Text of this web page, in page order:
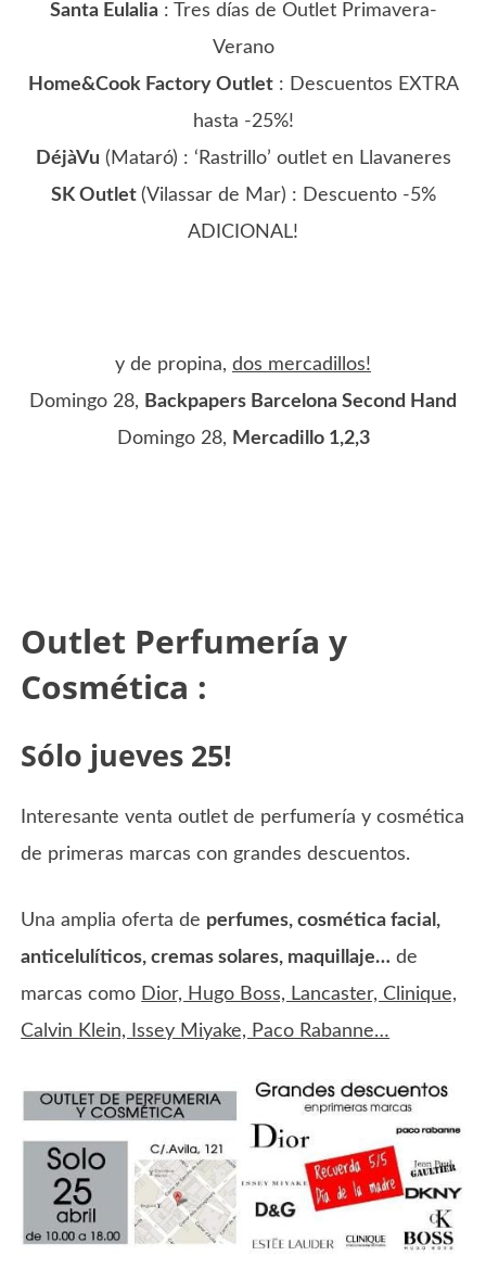
Santa Eulalia: Tres días de Outlet Primavera-
Verano
Home&Cook Factory Outlet: Descuentos EXTRA
hasta -25%!
DéjàVu (Mataró) : ‘Rastrillo’ outlet en Llavaneres
SK Outlet (Vilassar de Mar) : Descuento -5%
ADICIONAL!
y de propina, dos mercadillos!
Domingo 28, Backpapers Barcelona Second Hand
Domingo 28, Mercadillo 1,2,3
Outlet Perfumería y
Cosmética :
Sólo jueves 25!
Interesante venta outlet de perfumería y cosmética
de primeras marcas con grandes descuentos.
Una amplia oferta de perfumes, cosmética facial,
anticelulíticos, cremas solares, maquillaje… de
marcas como Dior, Hugo Boss, Lancaster, Clinique,
Calvin Klein, Issey Miyake, Paco Rabanne…